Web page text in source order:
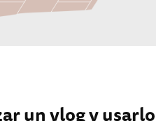
un vlog y usarlo